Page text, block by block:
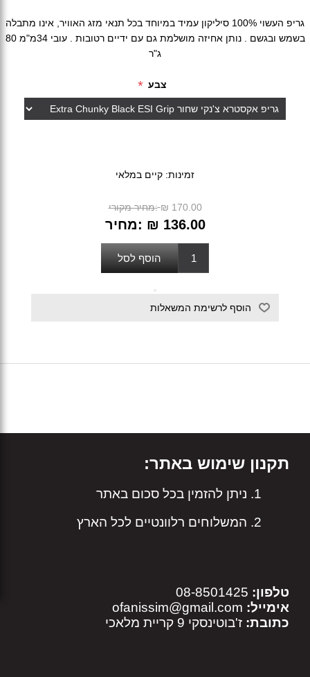
גריפ העשוי 100% סיליקון עמיד במיוחד בכל תנאי מזג האוויר, אינו מתבלה
בשמש ובגשם . נותן אחיזה מושלמת גם עם ידיים רטובות . עובי 34מ"מ 80
ג"ר
צבע *
זמינות: קיים במלאי
מחיר מקורי: ₪ 170.00
מחיר: ₪ 136.00
תקנון שימוש באתר:
ניתן להזמין בכל סכום באתר
המשלוחים רלוונטיים לכל הארץ
טלפון:
אימייל: ofanissim@gmail.com
כתובת: ז'בוטינסקי 9 קריית מלאכי